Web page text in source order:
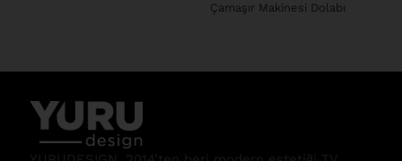
Çamaşır Makinesi Dolabı